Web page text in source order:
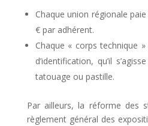
Chaque union régionale
€ par adhérent.
Chaque « corps technique
d’identification, qu’il
tatouage ou pastille.
Par ailleurs, la réforme des
règlement général des